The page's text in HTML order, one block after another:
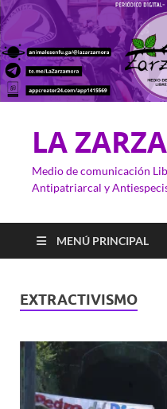
LA
Medio de comunicación
Antipatriarcal y
MENÚ PRINCIPAL
EXTRACTIVISMO